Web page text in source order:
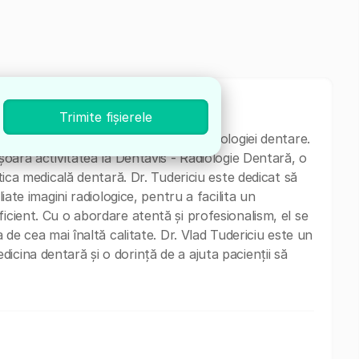
o vastă experiență în domeniul radiologiei dentare.
activitatea la Dentavis - Radiologie Dentară, o
medicală dentară. Dr. Tudericiu este dedicat să
imagini radiologice, pentru a facilita un
Cu o abordare atentă și profesionalism, el se
cea mai înaltă calitate. Dr. Vlad Tudericiu este un
dentară și o dorință de a ajuta pacienții să
Trimite fișierele